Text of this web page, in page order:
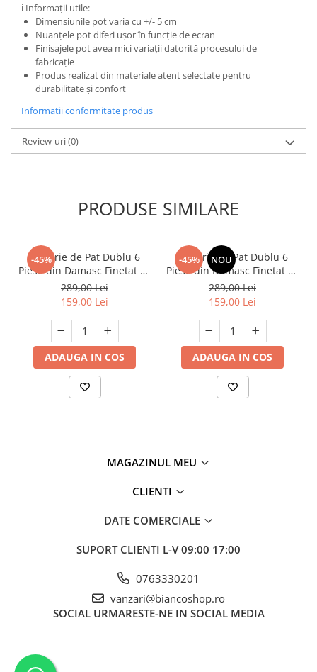
ℹ️ Informații utile:
Dimensiunile pot varia cu +/- 5 cm
Nuanțele pot diferi ușor în funcție de ecran
Finisajele pot avea mici variații datorită procesului de
fabricație
Produs realizat din materiale atent selectate pentru
durabilitate și confort
Informatii conformitate produs
Review-uri(0)
PRODUSE SIMILARE
-45%
Lenjerie de Pat Dublu 6
Piese din Damasc Finetat cu
Cearceaf cu Elastic, Set
Premium Elegant Tip Hotel
Albastru
289,00 Lei
159,00 Lei
ADAUGA IN COS
-45% NOU
Lenjerie de Pat Dublu 6
Piese din Damasc Finetat cu
Cearceaf cu Elastic, Set
Premium Elegant Tip Hotel
Crem
289,00 Lei
159,00 Lei
ADAUGA IN COS
MAGAZINUL MEU
CLIENTI
DATE COMERCIALE
SUPORT CLIENTI L-V 09:00 17:00
0763330201
vanzari@biancoshop.ro
SOCIAL URMARESTE-NE IN SOCIAL MEDIA